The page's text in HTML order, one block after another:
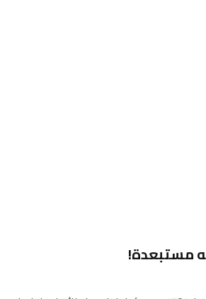
مستبعدة!